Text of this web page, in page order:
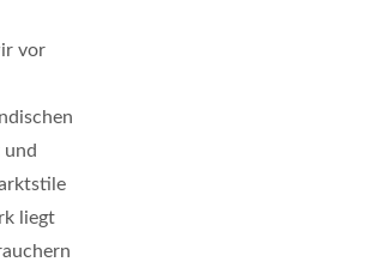
vor
liegt